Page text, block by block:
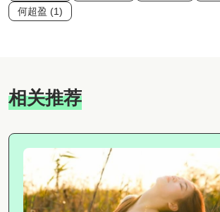
何超盈 (1)
相关推荐